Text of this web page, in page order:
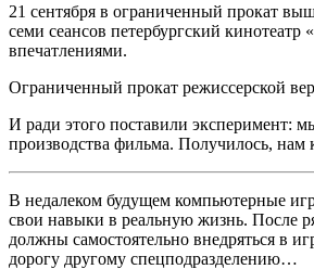
21 сентября в ограниченный прокат
семи сеансов петербургский
впечатлениями.
Ограниченный прокат режиссерской
И ради этого поставили эксперимент:
производства фильма. Получилось, нам
В недалеком будущем компьютерные
свои навыки в реальную жизнь. После
должны самостоятельно внедряться в
дорогу другому спецподразделению…